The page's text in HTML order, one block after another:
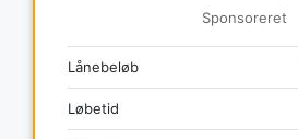
Sponsoreret
Lånebeløb
Løbetid